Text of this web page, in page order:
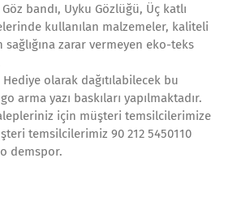
bandı, Uyku Gözlüğü, Üç katlı
kullanılan malzemeler, kaliteli
zarar vermeyen eko-teks
olarak dağıtılabilecek bu
arma yazı baskıları yapılmaktadır.
için müşteri temsilcilerimize
temsilcilerimiz 90 212 5450110
demspor.